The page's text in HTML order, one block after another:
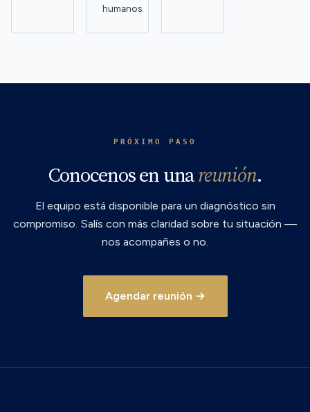
humanos.
PRÓXIMO PASO
Conocenos en unareunión.
El equipo está disponible para un diagnóstico sin
compromiso. Salís con más claridad sobre tu situación —
nos acompañes o no.
Agendar reunión →